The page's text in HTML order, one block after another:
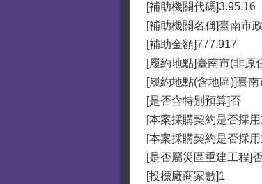
[補助機關代碼]3.95.16
[補助機關名稱]臺南市
[補助金額]777,917
[履約地點]臺南市(非原
[履約地點(含地區)]臺
[是否含特別預算]否
[本案採購契約是否採
[本案採購契約是否採
[是否屬災區重建工程]
[投標廠商家數]1